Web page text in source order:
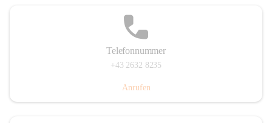
Telefonnummer
+43 2632 8235
Anrufen